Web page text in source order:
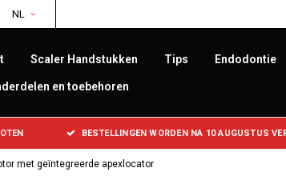
NL
Scaler Handstukken Tips Endodontie
en toebehoren
BESTELLINGEN WORDEN NA 10 AUGUSTUS
met geïntegreerde apexlocator